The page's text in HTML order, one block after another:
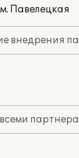
Павелецкая
внедрения